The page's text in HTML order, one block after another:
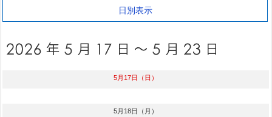
日別表示
5月17日（日）
5月18日（月）